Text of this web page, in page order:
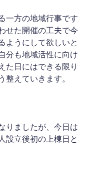
一方の地域行事です
せた開催の工夫で今
ようにして欲しいと
分も地域活性に向け
た日にはできる限り
整えていきます。
りましたが、今日は
設立後初の上棟日と